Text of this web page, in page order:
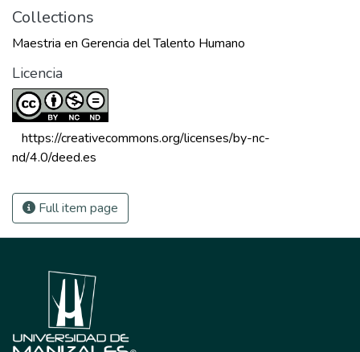
Collections
Maestria en Gerencia del Talento Humano
Licencia
https://creativecommons.org/licenses/by-nc-
nd/4.0/deed.es
Full item page